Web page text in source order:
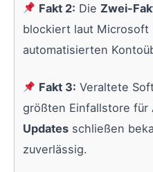
Fakt 2: Die Zwei-
blockiert laut Microsoft
automatisierten
Fakt 3: Veraltete
größten Einfallstore für
Updates schließen
zuverlässig.